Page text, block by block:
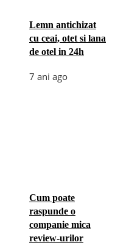
Lemn antichizat
cu ceai, otet si lana
de otel in 24h
7 ani ago
Cum poate
raspunde o
companie mica
review-urilor